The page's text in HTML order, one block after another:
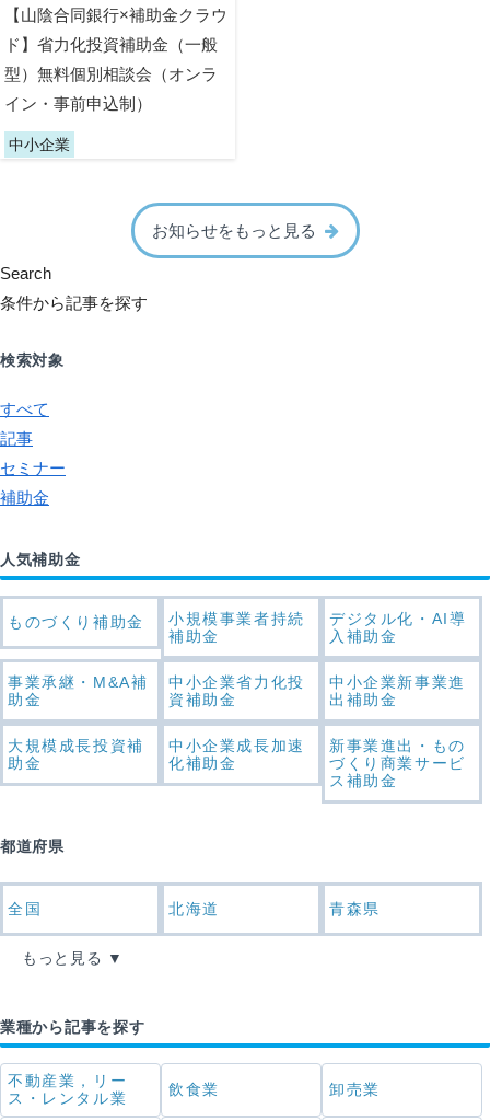
【山陰合同銀行×補助金クラウ
ド】省力化投資補助金（一般
型）無料個別相談会（オンラ
イン・事前申込制）
中小企業
お知らせをもっと見る
Search
条件から記事を探す
検索対象
すべて
記事
セミナー
補助金
人気補助金
ものづくり補助金
小規模事業者持続
補助金
デジタル化・AI導
入補助金
事業承継・M&A補
助金
中小企業省力化投
資補助金
中小企業新事業進
出補助金
大規模成長投資補
助金
中小企業成長加速
化補助金
新事業進出・もの
づくり商業サービ
ス補助金
都道府県
全国 北海道 青森県
もっと見る
業種から記事を探す
不動産業，リー
ス・レンタル業
飲食業 卸売業